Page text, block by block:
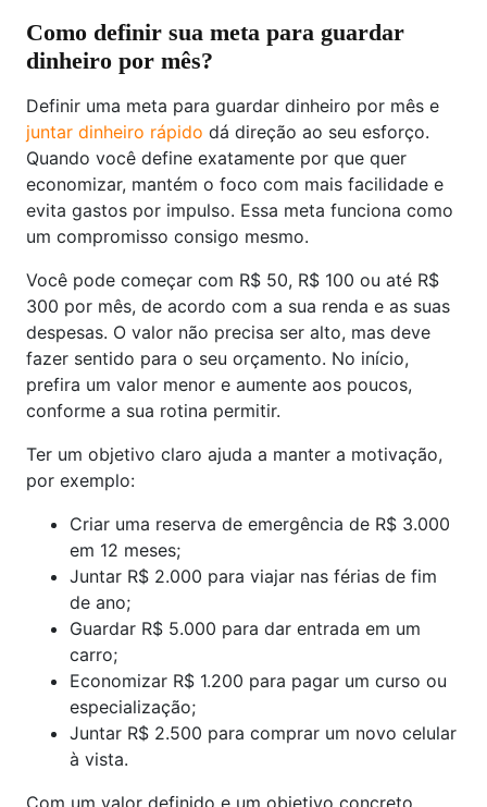
Como definir sua meta para guardar
dinheiro por mês?
Definir uma meta para guardar dinheiro por mês e
juntar dinheiro rápido dá direção ao seu esforço.
Quando você define exatamente por que quer
economizar, mantém o foco com mais facilidade e
evita gastos por impulso. Essa meta funciona como
um compromisso consigo mesmo.
Você pode começar com R$ 50, R$ 100 ou até R$
300 por mês, de acordo com a sua renda e as suas
despesas. O valor não precisa ser alto, mas deve
fazer sentido para o seu orçamento. No início,
prefira um valor menor e aumente aos poucos,
conforme a sua rotina permitir.
Ter um objetivo claro ajuda a manter a motivação,
por exemplo:
Criar uma reserva de emergência de R$ 3.000
em 12 meses;
Juntar R$ 2.000 para viajar nas férias de fim
de ano;
Guardar R$ 5.000 para dar entrada em um
carro;
Economizar R$ 1.200 para pagar um curso ou
especialização;
Juntar R$ 2.500 para comprar um novo celular
à vista.